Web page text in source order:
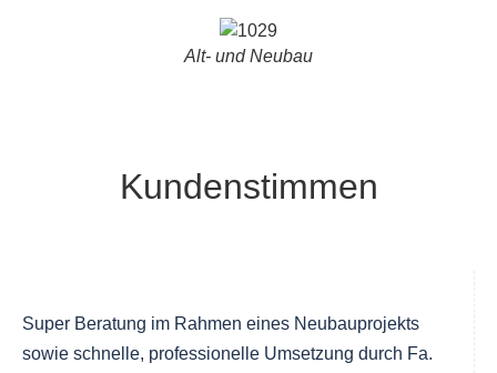
Alt- und Neubau
Kundenstimmen
Super Beratung im Rahmen eines Neubauprojekts
sowie schnelle, professionelle Umsetzung durch Fa.